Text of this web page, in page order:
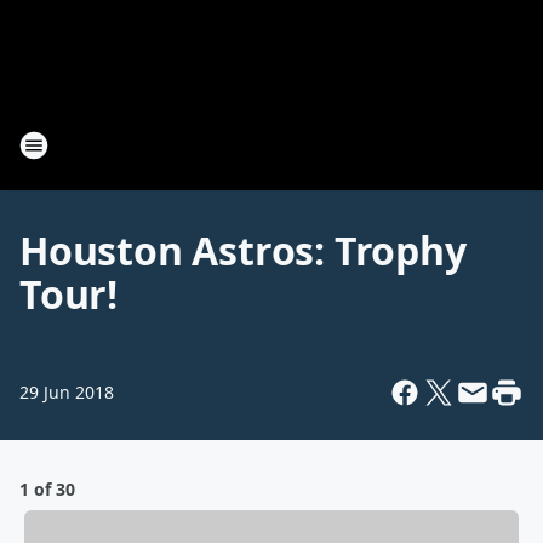
Houston Astros: Trophy
Tour!
29 Jun 2018
1 of 30